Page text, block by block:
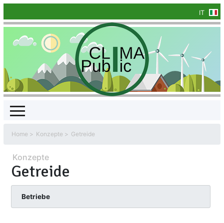
IT
Home Konzepte Getreide
Konzepte
Getreide
Betriebe